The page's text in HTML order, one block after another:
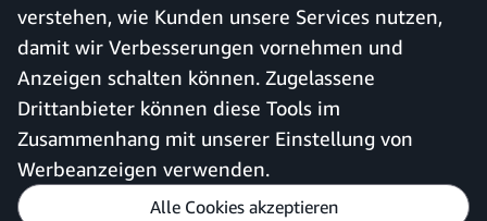
verstehen, wie Kunden unsere Services nutzen,
damit wir Verbesserungen vornehmen und
Anzeigen schalten können. Zugelassene
Drittanbieter können diese Tools im
Zusammenhang mit unserer Einstellung von
Werbeanzeigen verwenden.
Alle Cookies akzeptieren
Amazon Business-App
Deutschland